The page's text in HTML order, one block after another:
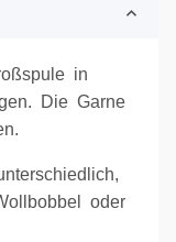
in
Die Garne
oder